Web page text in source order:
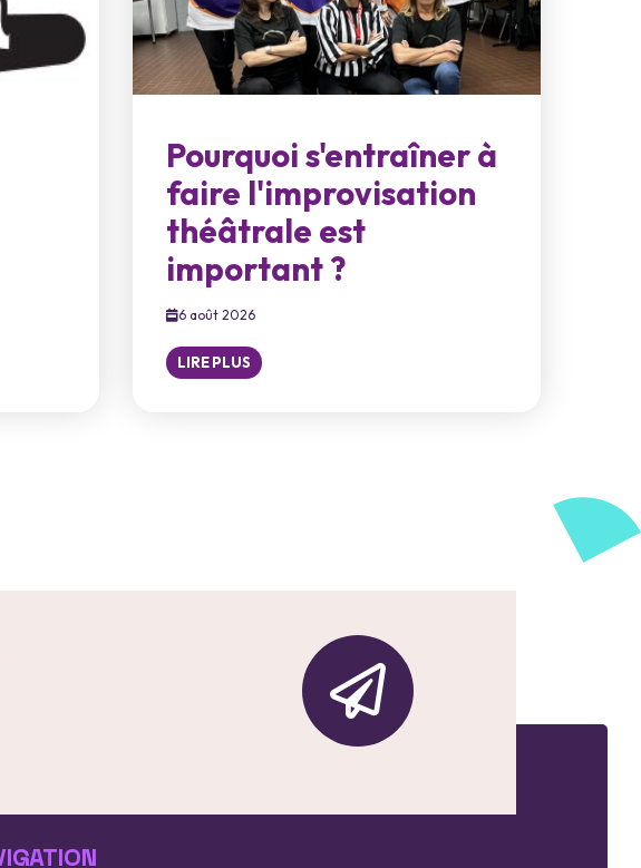
Pourquoi s'entraîner à
faire l'improvisation
théâtrale est
important ?
6 août 2026
LIRE PLUS